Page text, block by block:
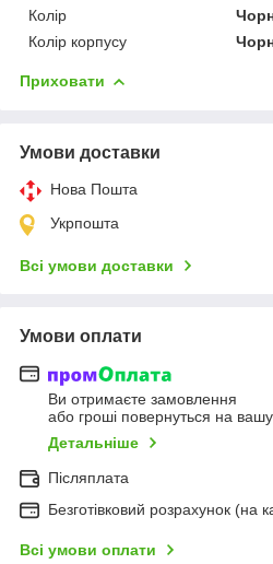
Колір
Колір корпусу
Приховати
Умови доставки
Нова Пошта
Укрпошта
Всі умови доставки
Умови оплати
Ви отримаєте замовлення
або гроші повернуться на вашу
Детальніше
Післяплата
Безготівковий розрахунок (на
Всі умови оплати